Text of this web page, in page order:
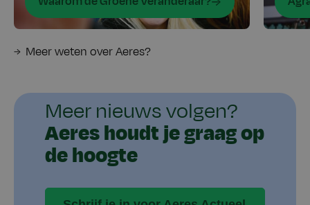
Meer weten over Aeres?
Meer nieuws volgen?
Aeres houdt je graag op
de hoogte